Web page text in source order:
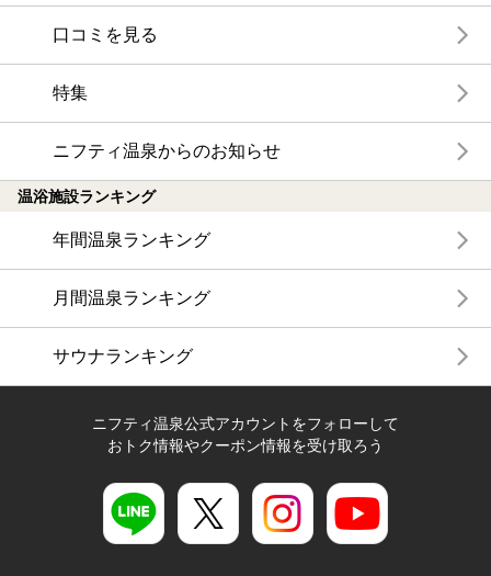
口コミを見る
特集
ニフティ温泉からのお知らせ
温浴施設ランキング
年間温泉ランキング
月間温泉ランキング
サウナランキング
ニフティ温泉公式アカウントをフォローして
おトク情報やクーポン情報を受け取ろう